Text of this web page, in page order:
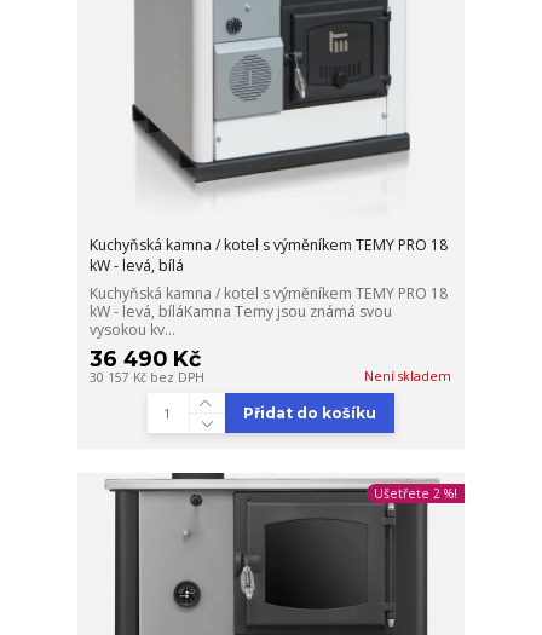
Kuchyňská kamna / kotel s výměníkem TEMY PRO 18
kW - levá, bílá
Kuchyňská kamna / kotel s výměníkem TEMY PRO 18
kW - levá, bíláKamna Temy jsou známá svou
vysokou kv...
36 490 Kč
30 157 Kč bez DPH Není skladem
Přidat do košíku
Ušetřete 2 %!